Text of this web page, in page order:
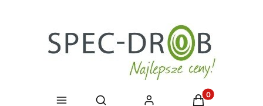
Otwórz wyszukiwarkę Produkty w